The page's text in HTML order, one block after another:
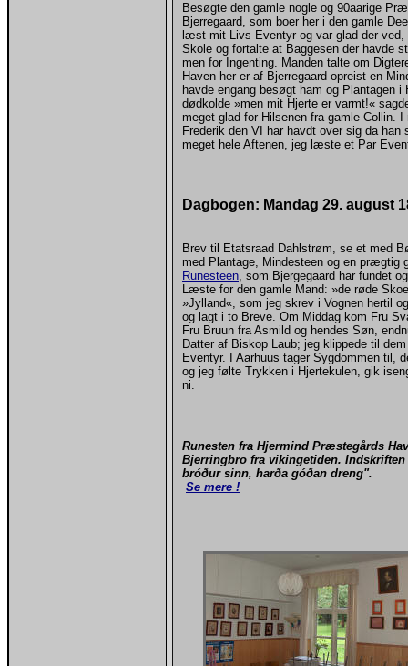
Besøgte den gamle nogle og 90aarige
Bjerregaard, som boer her i den gamle
læst mit Livs Eventyr og var glad der ved,
Skole og fortalte at Baggesen der havde
men for Ingenting. Manden talte om
Haven her er af Bjerregaard opreist en
havde engang besøgt ham og Plantagen
dødkolde »men mit Hjerte er varmt!«
meget glad for Hilsenen fra gamle Collin.
Frederik den VI har havdt over sig da
meget hele Aftenen, jeg læste et Par
Dagbogen: Mandag 29. august
Brev til Etatsraad Dahlstrøm, se et med
med Plantage, Mindesteen og en prægtig
Runesteen, som Bjergegaard har fundet
Læste for den gamle Mand: »de røde
»Jylland«, som jeg skrev i Vognen hertil
og lagt i to Breve. Om Middag kom Fru
Fru Bruun fra Asmild og hendes Søn,
Datter af Biskop Laub; jeg klippede til
Eventyr. I Aarhuus tager Sygdommen til,
og jeg følte Trykken i Hjertekulen, gik
ni.
Runesten fra Hjermind Præstegårds
Bjerringbro fra vikingetiden.
bróður sinn, harða góðan dreng".
Se mere !